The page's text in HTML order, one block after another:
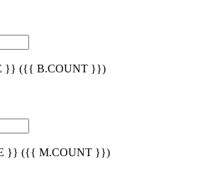
}} ({{ B.COUNT }})
}} ({{ M.COUNT }})